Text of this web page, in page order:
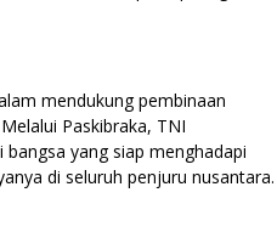
mendukung pembinaan
Paskibraka, TNI
yang siap menghadapi
di seluruh penjuru nusantara.